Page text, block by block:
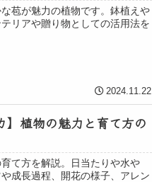
苞が魅力の植物です。鉢植えや
リアや贈り物としての活用法を
2024.11.22
】植物の魅力と育て方の
て方を解説。日当たりや水や
成長過程、開花の様子、アレン